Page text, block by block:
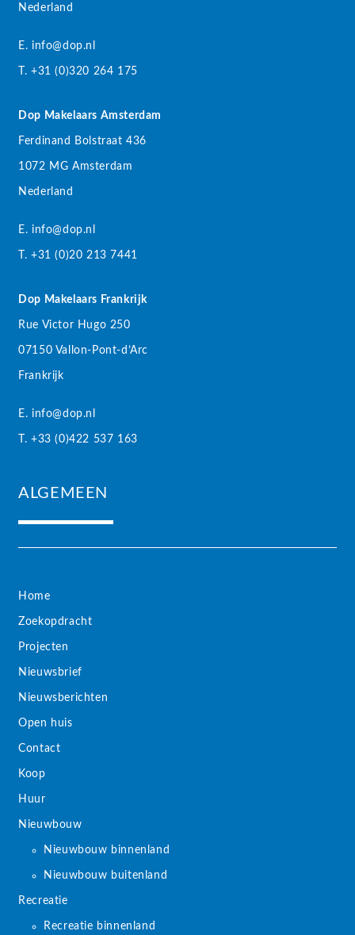
Nederland
E. info@dop.nl
T. +31 (0)320 264 175
Dop Makelaars Amsterdam
Ferdinand Bolstraat 436
1072 MG Amsterdam
Nederland
E. info@dop.nl
T. +31 (0)20 213 7441
Dop Makelaars Frankrijk
Rue Victor Hugo 250
07150 Vallon-Pont-d’Arc
Frankrijk
E. info@dop.nl
T. +33 (0)422 537 163
ALGEMEEN
Home
Zoekopdracht
Projecten
Nieuwsbrief
Nieuwsberichten
Open huis
Contact
Koop
Huur
Nieuwbouw
Nieuwbouw binnenland
Nieuwbouw buitenland
Recreatie
Recreatie binnenland